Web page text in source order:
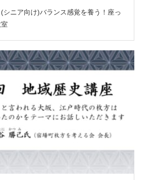
(シニア向け)バランス感覚を養う！座っ